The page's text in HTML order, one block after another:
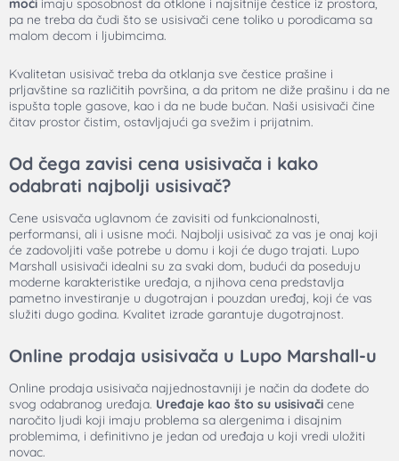
moći imaju sposobnost da otklone i najsitnije čestice iz prostora,
pa ne treba da čudi što se usisivači cene toliko u porodicama sa
malom decom i ljubimcima.
Kvalitetan usisivač treba da otklanja sve čestice prašine i
prljavštine sa različitih površina, a da pritom ne diže prašinu i da ne
ispušta tople gasove, kao i da ne bude bučan. Naši usisivači čine
čitav prostor čistim, ostavljajući ga svežim i prijatnim.
Od čega zavisi cena usisivača i kako
odabrati najbolji usisivač?
Cene usisvača uglavnom će zavisiti od funkcionalnosti,
performansi, ali i usisne moći. Najbolji usisivač za vas je onaj koji
će zadovoljiti vaše potrebe u domu i koji će dugo trajati. Lupo
Marshall usisivači idealni su za svaki dom, budući da poseduju
moderne karakteristike uređaja, a njihova cena predstavlja
pametno investiranje u dugotrajan i pouzdan uređaj, koji će vas
služiti dugo godina. Kvalitet izrade garantuje dugotrajnost.
Online prodaja usisivača u Lupo Marshall-u
Online prodaja usisivača najjednostavniji je način da dođete do
svog odabranog uređaja. Uređaje kao što su usisivači cene
naročito ljudi koji imaju problema sa alergenima i disajnim
problemima, i definitivno je jedan od uređaja u koji vredi uložiti
novac.